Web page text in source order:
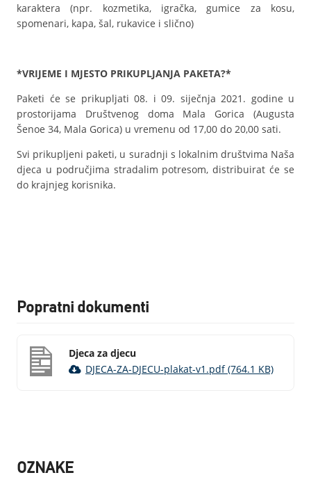
karaktera (npr. kozmetika, igračka, gumice za kosu,
spomenari, kapa, šal, rukavice i slično)
*VRIJEME I MJESTO PRIKUPLJANJA PAKETA?*
Paketi će se prikupljati 08. i 09. siječnja 2021. godine u
prostorijama Društvenog doma Mala Gorica (Augusta
Šenoe 34, Mala Gorica) u vremenu od 17,00 do 20,00 sati.
Svi prikupljeni paketi, u suradnji s lokalnim društvima Naša
djeca u područjima stradalim potresom, distribuirat će se
do krajnjeg korisnika.
Popratni dokumenti
Djeca za djecu
DJECA-ZA-DJECU-plakat-v1.pdf (764.1 KB)
OZNAKE